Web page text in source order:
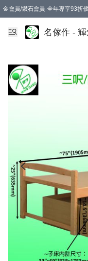
金會員/鑽石會員-全年專享93折
名傢作 -